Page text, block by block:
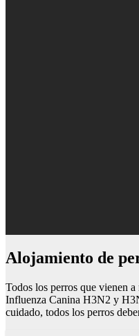
Alojamiento de
Todos los perros que vienen
Influenza Canina H3N2 y
cuidado, todos los perros